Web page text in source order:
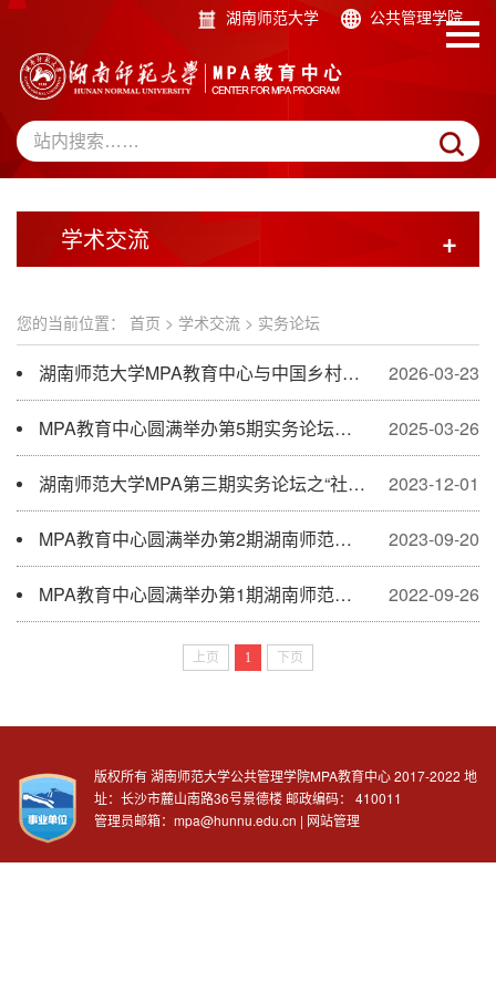
湖南师范大学 公共管理学院
学术交流 +
您的当前位置： 首页 > 学术交流 > 实务论坛
2026-03-23
湖南师范大学MPA教育中心与中国乡村振兴研究院举办MPA实务论坛之“2026年中央一号文件学习座谈会”
2025-03-26
MPA教育中心圆满举办第5期实务论坛之“2025年中央一号文件学习座谈会”
2023-12-01
湖南师范大学MPA第三期实务论坛之“社区网格化治理”暨教育中心教学实践基地揭牌仪式圆满举办
2023-09-20
MPA教育中心圆满举办第2期湖南师范大学MPA实务论坛之“乡村治理创新”
2022-09-26
MPA教育中心圆满举办第1期湖南师范大学MPA实务论坛之“基层创新大家谈”
上页 1 下页
版权所有 湖南师范大学公共管理学院MPA教育中心 2017-2022 地
址：长沙市麓山南路36号景德楼 邮政编码： 410011
管理员邮箱：mpa@hunnu.edu.cn | 网站管理